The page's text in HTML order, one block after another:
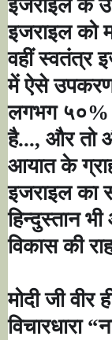
इजराइल के
इजराइल को
वहीं स्वतंत्र
में ऐसे
लगभग ५०%
है..., और तो
आयात के
इजराइल का
हिन्दुस्तान
विकास की
मोदी जी वीर
विचारधारा “